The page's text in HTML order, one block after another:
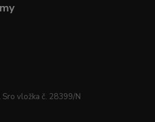
vložka č. 28399/N